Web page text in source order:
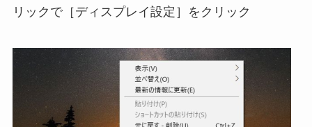
リックで［ディスプレイ設定］をクリック